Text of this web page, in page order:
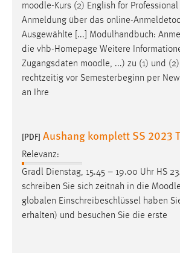
moodle-Kurs (2) English for Professional
Anmeldung über das online-
Ausgewählte [...] Modulhandbuch:
die vhb-Homepage Weitere
Zugangsdaten moodle, ...) zu (1) und
rechtzeitig vor Semesterbeginn per
an Ihre
[PDF] Aushang komplett SS 2023
Relevanz:
Gradl Dienstag, 15.45 – 19.00 Uhr HS
schreiben Sie sich zeitnah in die Moodle
globalen Einschreibeschlüssel haben
erhalten) und besuchen Sie die erste